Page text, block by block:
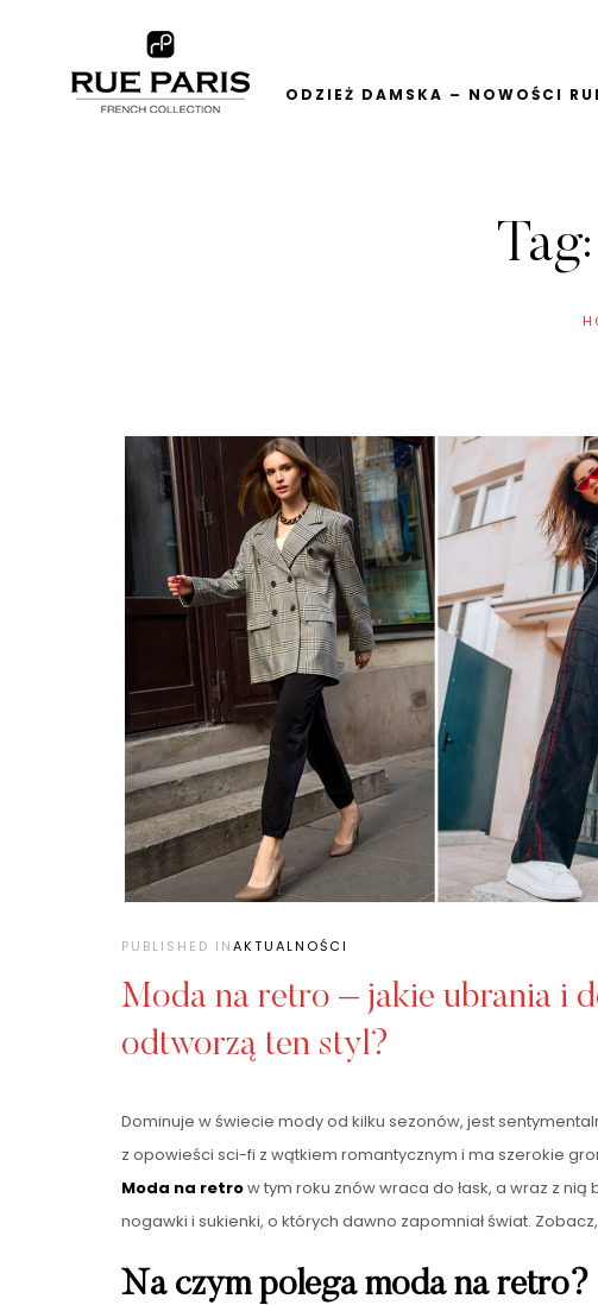
ODZIEŻ DAMSKA – NOWOŚCI
Tag:
PUBLISHED INAKTUALNOŚCI
Moda na retro – jakie ubrania i
odtworzą ten styl?
Dominuje w świecie mody od kilku sezonów, jest
z opowieści sci-fi z wątkiem romantycznym i ma szerokie
Moda na retrow tym roku znów wraca do łask, a wraz z nią
nogawki i sukienki, o których dawno zapomniał świat.
Na czym polega moda na retro?